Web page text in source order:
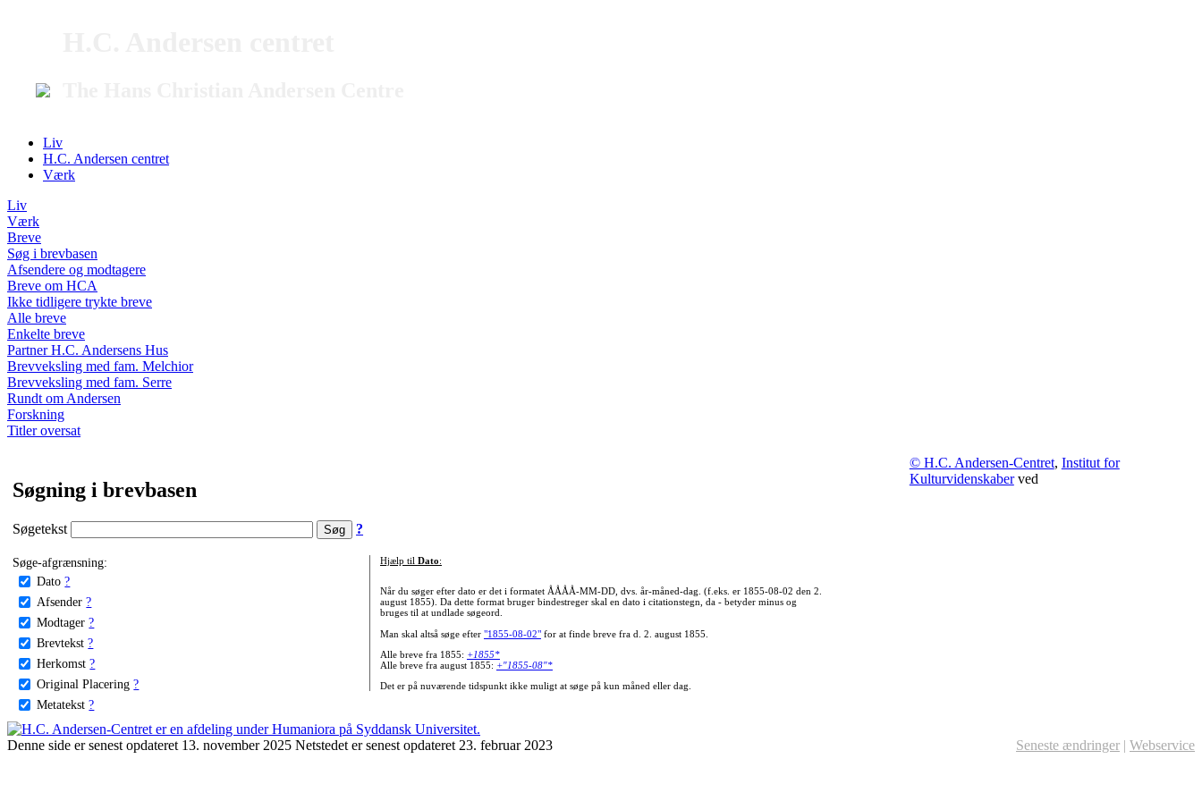
Liv
H.C. Andersen centret
Værk
Liv
Værk
Breve
Søg i brevbasen
Afsendere og modtagere
Breve om HCA
Ikke tidligere trykte breve
Alle breve
Enkelte breve
Partner H.C. Andersens Hus
Brevveksling med fam. Melchior
Brevveksling med fam. Serre
Rundt om Andersen
Forskning
Titler oversat
Søgning i brevbasen
Søgetekst ?
Søge-afgrænsning:
Dato ?
Afsender ?
Modtager ?
Brevtekst ?
Herkomst ?
Original Placering ?
Metatekst ?
Hjælp til Dato:
Når du søger efter dato er det i formatet ÅÅÅÅ-MM-DD, dvs. år-måned-dag. (f.eks. er 1855-08-02 den 2.
august 1855). Da dette format bruger bindestreger skal en dato i citationstegn, da - betyder minus og
bruges til at undlade søgeord.
Man skal altså søge efter "1855-08-02"for at finde breve fra d. 2. august 1855.
Alle breve fra 1855: +1855*
Alle breve fra august 1855: +"1855-08"*
Det er på nuværende tidspunkt ikke muligt at søge på kun måned eller dag.
© H.C. Andersen-Centret, Institut for
Kulturvidenskaberved
Denne side er senest opdateret 13. november 2025 Netstedet er senest opdateret 23. februar 2023 Seneste ændringer | Webservice